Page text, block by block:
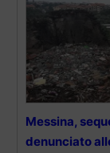
Messina,
denunciato